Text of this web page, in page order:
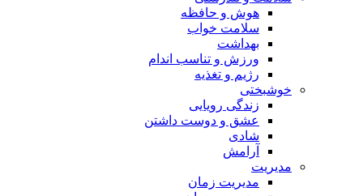
هوش و حافظه
سلامت خواب
بهداشت
ورزش و تناسب اندام
رژیم و تغذیه
خوشبختی
زندگی رویایی
عشق و دوست داشتن
شادی
آرامش
مدیریت
مدیریت زمان